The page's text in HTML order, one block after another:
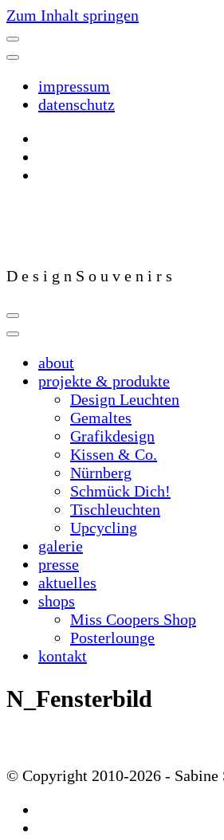
Zum Inhalt springen
impressum
datenschutz
D e s i g n S o u v e n i r s
about
projekte & produkte
Design Leuchten
Gemaltes
Grafikdesign
Kissen & Co.
Nürnberg
Schmück Dich!
Tischleuchten
Upcycling
galerie
presse
aktuelles
shops
Miss Coopers Shop
Posterlounge
kontakt
N_Fensterbild
© Copyright 2010-2026 - Sabine